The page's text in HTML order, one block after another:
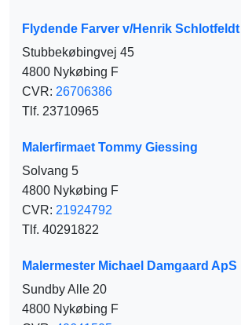
Flydende Farver v/Henrik Schlotfeldt
Stubbekøbingvej 45
4800 Nykøbing F
CVR: 26706386
Tlf. 23710965
Malerfirmaet Tommy Giessing
Solvang 5
4800 Nykøbing F
CVR: 21924792
Tlf. 40291822
Malermester Michael Damgaard ApS
Sundby Alle 20
4800 Nykøbing F